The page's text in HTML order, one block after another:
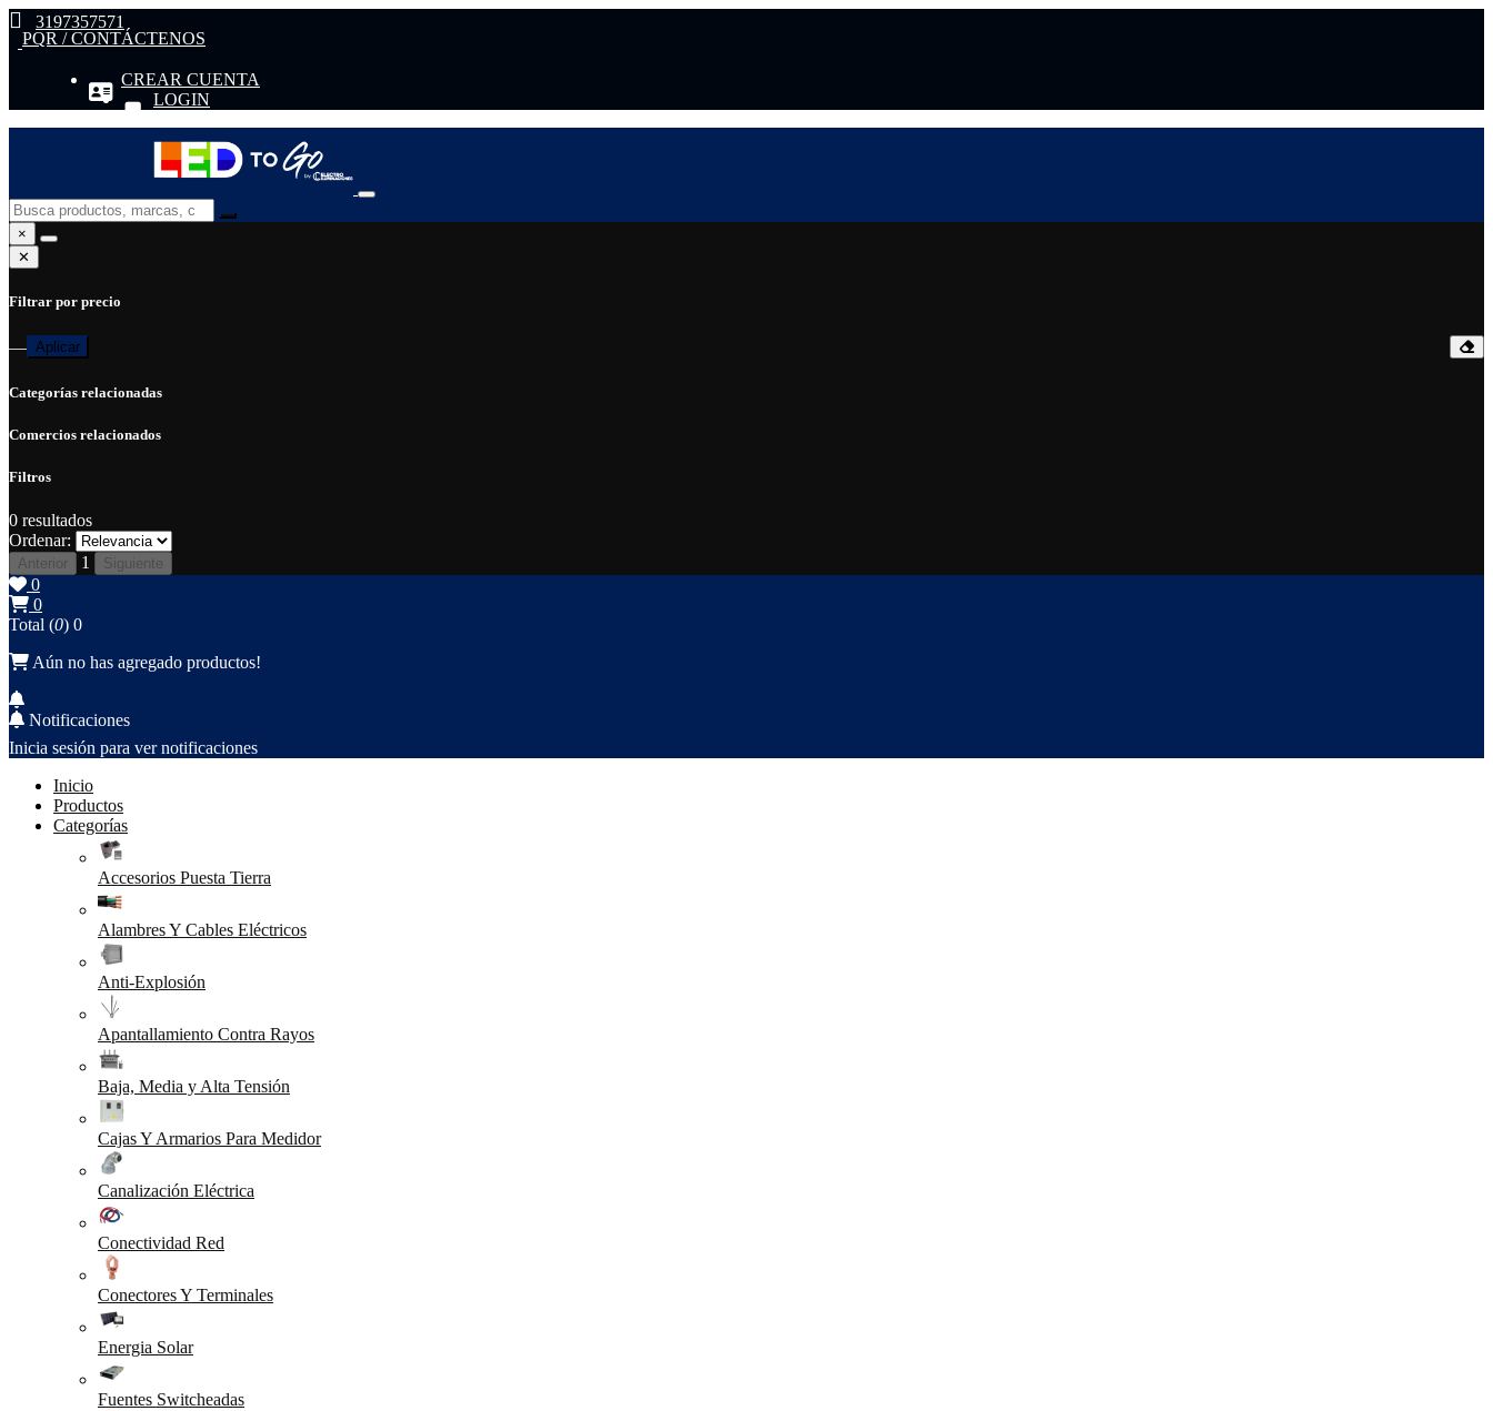
3197357571
PQR / CONTÁCTENOS
CREAR CUENTA
LOGIN
×
✕
Filtrar por precio
— Aplicar
Categorías relacionadas
Comercios relacionados
Filtros
0 resultados
Ordenar:
Anterior 1 Siguiente
0
0
Total (0) 0
Aún no has agregado productos!
Notificaciones
Inicia sesión para ver notificaciones
Inicio
Productos
Categorías
Accesorios Puesta Tierra
Alambres Y Cables Eléctricos
Anti-Explosión
Apantallamiento Contra Rayos
Baja, Media y Alta Tensión
Cajas Y Armarios Para Medidor
Canalización Eléctrica
Conectividad Red
Conectores Y Terminales
Energia Solar
Fuentes Switcheadas